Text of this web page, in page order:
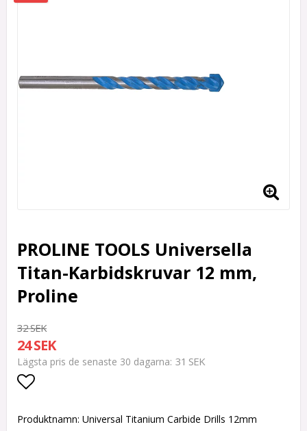
PROLINE TOOLS Universella
Titan-Karbidskruvar 12 mm,
Proline
32 SEK
24 SEK
Lägsta pris de senaste 30 dagarna 31 SEK
Produktnamn: Universal Titanium Carbide Drills 12mm